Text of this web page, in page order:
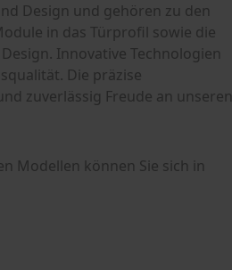
Design und gehören zu den
in das Türprofil sowie die
Innovative Technologien
Die präzise
zuverlässig Freude an unseren
Modellen können Sie sich in